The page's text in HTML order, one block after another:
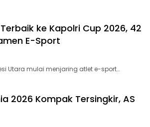
ke Kapolri Cup 2026, 42
E-Sport
Utara mulai menjaring atlet e-sport…
2026 Kompak Tersingkir, AS